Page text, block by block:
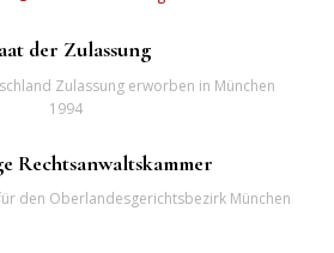
der Zulassung
Zulassung erworben in München
1994
Rechtsanwaltskammer
den Oberlandesgerichtsbezirk München